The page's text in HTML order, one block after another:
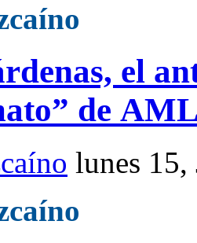
el
de
lunes